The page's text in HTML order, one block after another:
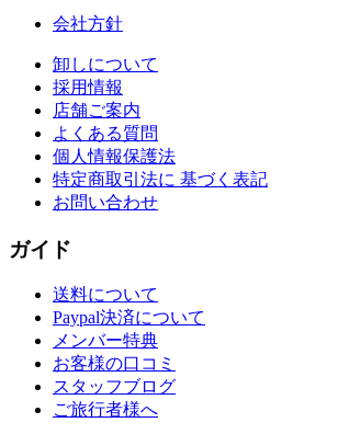
【anan】4月24日発行! プ
ッグ、カードケース、箸置き
が紹介されました！
詳しく見る
【ポコチェ】3月24日発行!
マーライオンカレンダーが紹
介されました。
詳しく見る
会社方針
卸しについて
採用情報
店舗ご案内
よくある質問
個人情報保護法
特定商取引法に 基づく表記
お問い合わせ
ガイド
送料について
Paypal決済について
メンバー特典
お客様の口コミ
スタッフブログ
ご旅行者様へ